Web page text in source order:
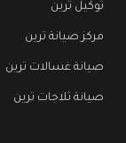
توكيل ترين
مركز صيانة ترين
صيانة غسالات ترين
صيانة ثلاجات ترين